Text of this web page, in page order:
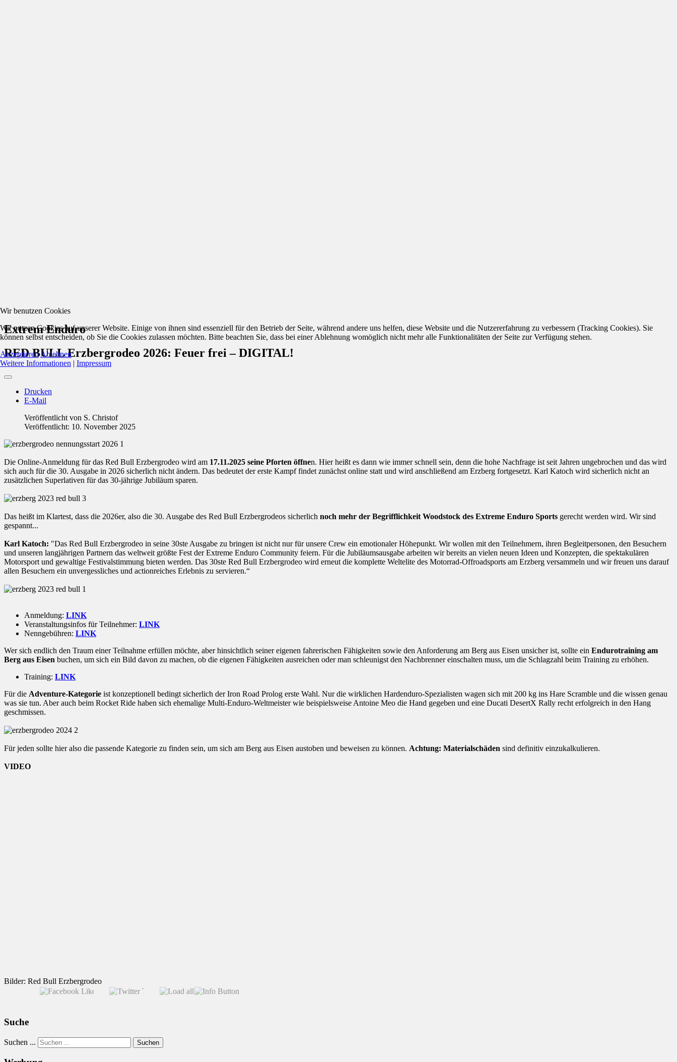
Extrem Enduro
RED BULL Erzbergrodeo 2026: Feuer frei – DIGITAL!
Drucken
E-Mail
Veröffentlicht von S. Christof
Veröffentlicht: 10. November 2025
Die Online-Anmeldung für das Red Bull Erzbergrodeo wird am 17.11.2025 seine Pforten öffnen. Hier heißt es dann wie immer schnell sein, denn die hohe Nachfrage ist seit Jahren ungebrochen und das wird
sich auch für die 30. Ausgabe in 2026 sicherlich nicht ändern. Das bedeutet der erste Kampf findet zunächst online statt und wird anschließend am Erzberg fortgesetzt. Karl Katoch wird sicherlich nicht an
zusätzlichen Superlativen für das 30-jährige Jubiläum sparen.
Das heißt im Klartest, dass die 2026er, also die 30. Ausgabe des Red Bull Erzbergrodeos sicherlich noch mehr der Begrifflichkeit Woodstock des Extreme Enduro Sports gerecht werden wird. Wir sind
gespannt...
Karl Katoch: "Das Red Bull Erzbergrodeo in seine 30ste Ausgabe zu bringen ist nicht nur für unsere Crew ein emotionaler Höhepunkt. Wir wollen mit den Teilnehmern, ihren Begleitpersonen, den Besuchern
und unseren langjährigen Partnern das weltweit größte Fest der Extreme Enduro Community feiern. Für die Jubiläumsausgabe arbeiten wir bereits an vielen neuen Ideen und Konzepten, die spektakulären
Motorsport und gewaltige Festivalstimmung bieten werden. Das 30ste Red Bull Erzbergrodeo wird erneut die komplette Weltelite des Motorrad-Offroadsports am Erzberg versammeln und wir freuen uns darauf
allen Besuchern ein unvergessliches und actionreiches Erlebnis zu servieren.“
Anmeldung: LINK
Veranstaltungsinfos für Teilnehmer: LINK
Nenngebühren: LINK
Wer sich endlich den Traum einer Teilnahme erfüllen möchte, aber hinsichtlich seiner eigenen fahrerischen Fähigkeiten sowie den Anforderung am Berg aus Eisen unsicher ist, sollte ein Endurotraining am
Berg aus Eisen buchen, um sich ein Bild davon zu machen, ob die eigenen Fähigkeiten ausreichen oder man schleunigst den Nachbrenner einschalten muss, um die Schlagzahl beim Training zu erhöhen.
Training: LINK
Für die Adventure-Kategorie ist konzeptionell bedingt sicherlich der Iron Road Prolog erste Wahl. Nur die wirklichen Hardenduro-Spezialisten wagen sich mit 200 kg ins Hare Scramble und die wissen genau
was sie tun. Aber auch beim Rocket Ride haben sich ehemalige Multi-Enduro-Weltmeister wie beispielsweise Antoine Meo die Hand gegeben und eine Ducati DesertX Rally recht erfolgreich in den Hang
geschmissen.
Für jeden sollte hier also die passende Kategorie zu finden sein, um sich am Berg aus Eisen austoben und beweisen zu können. Achtung: Materialschäden sind definitiv einzukalkulieren.
VIDEO
Bilder: Red Bull Erzbergrodeo
Suche
Suchen ... Suchen
Wir benutzen Cookies
Wir nutzen Cookies auf unserer Website. Einige von ihnen sind essenziell für den Betrieb der Seite, während andere uns helfen, diese Website und die Nutzererfahrung zu verbessern (Tracking Cookies). Sie
können selbst entscheiden, ob Sie die Cookies zulassen möchten. Bitte beachten Sie, dass bei einer Ablehnung womöglich nicht mehr alle Funktionalitäten der Seite zur Verfügung stehen.
Akzeptieren Ablehnen
Weitere Informationen | Impressum